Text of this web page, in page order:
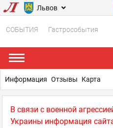
Львов
СОБЫТИЯ Гастрособытия
В связи с военной
Украины информация
Информация Отзывы Карта